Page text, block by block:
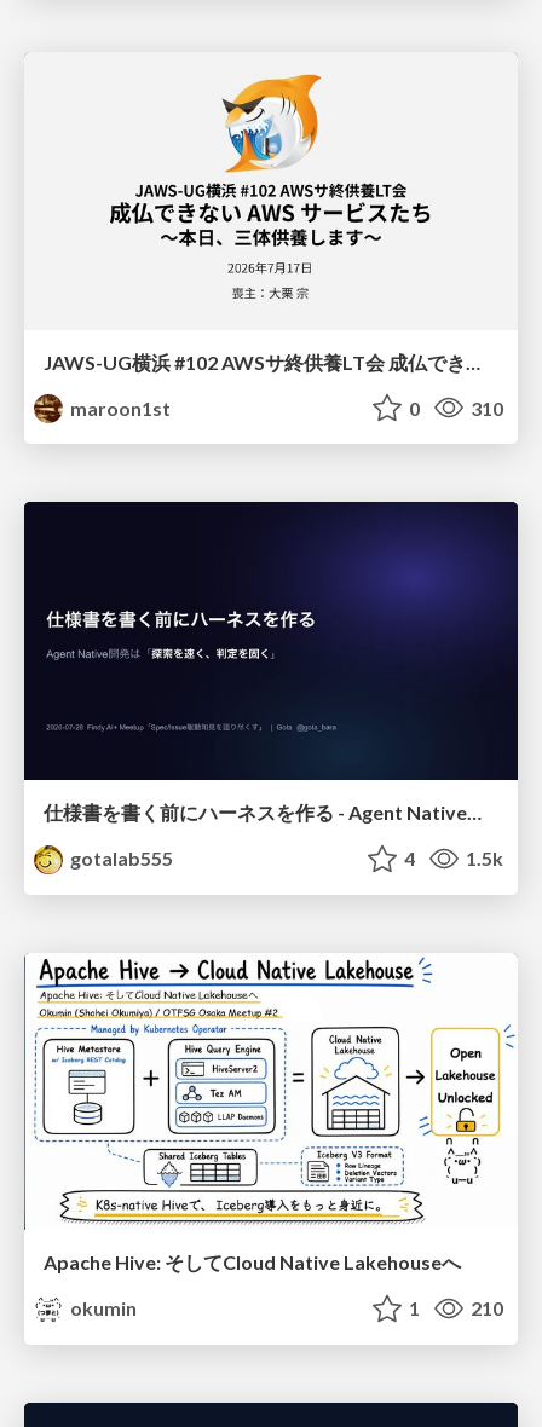
maroon1st
0 310
仕様書を書く前にハーネスを作る - Agent Native開発は「探索を速く、判定を固く」
gotalab555
4 1.5k
Apache Hive: そしてCloud Native Lakehouseへ
okumin
1 210